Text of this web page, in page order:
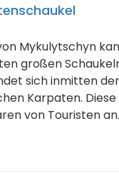
Mykulytschyn
großen
sich inmitten
Karpaten. Diese
von Touristen an.